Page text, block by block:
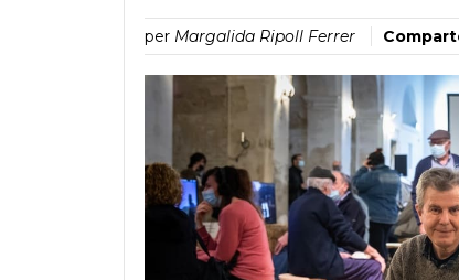
per Margalida Ripoll Ferrer